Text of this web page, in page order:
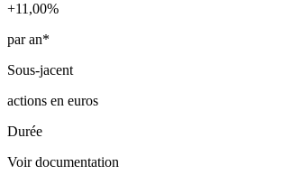
+11,00%
par an*
Sous-jacent
actions en euros
Durée
Voir documentation